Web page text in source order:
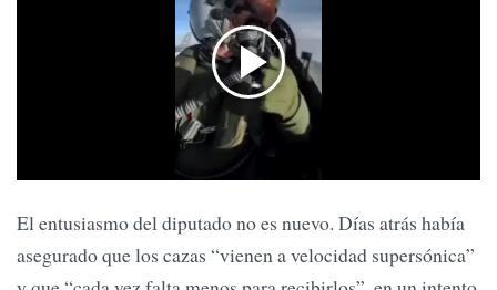
El entusiasmo del diputado no es nuevo. Días atrás había
asegurado que los cazas “vienen a velocidad supersónica”